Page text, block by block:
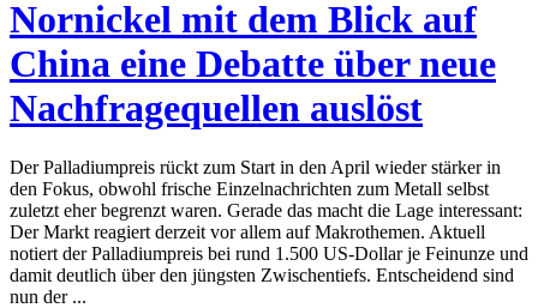
Nornickel mit dem Blick auf
China eine Debatte über neue
Nachfragequellen auslöst
Der Palladiumpreis rückt zum Start in den April wieder stärker in
den Fokus, obwohl frische Einzelnachrichten zum Metall selbst
zuletzt eher begrenzt waren. Gerade das macht die Lage interessant:
Der Markt reagiert derzeit vor allem auf Makrothemen. Aktuell
notiert der Palladiumpreis bei rund 1.500 US-Dollar je Feinunze und
damit deutlich über den jüngsten Zwischentiefs. Entscheidend sind
nun der ...